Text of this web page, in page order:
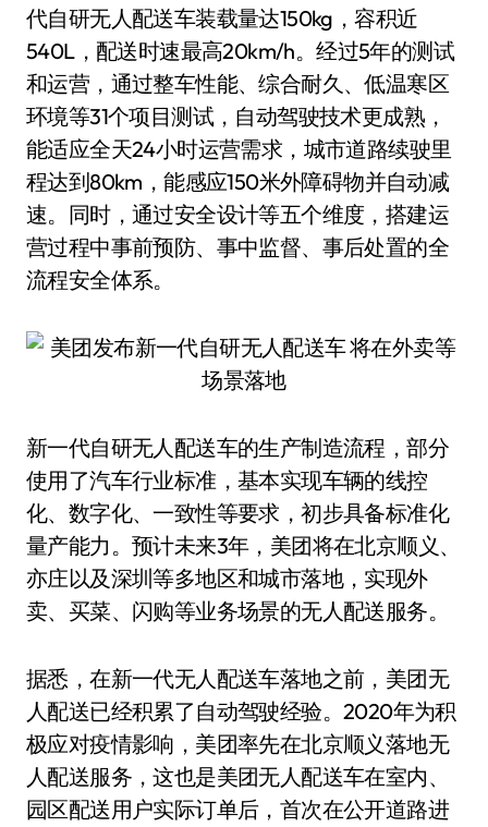
代自研无人配送车装载量达150kg，容积近
540L，配送时速最高20km/h。经过5年的测试
和运营，通过整车性能、综合耐久、低温寒区
环境等31个项目测试，自动驾驶技术更成熟，
能适应全天24小时运营需求，城市道路续驶里
程达到80km，能感应150米外障碍物并自动减
速。同时，通过安全设计等五个维度，搭建运
营过程中事前预防、事中监督、事后处置的全
流程安全体系。
新一代自研无人配送车的生产制造流程，部分
使用了汽车行业标准，基本实现车辆的线控
化、数字化、一致性等要求，初步具备标准化
量产能力。预计未来3年，美团将在北京顺义、
亦庄以及深圳等多地区和城市落地，实现外
卖、买菜、闪购等业务场景的无人配送服务。
据悉，在新一代无人配送车落地之前，美团无
人配送已经积累了自动驾驶经验。2020年为积
极应对疫情影响，美团率先在北京顺义落地无
人配送服务，这也是美团无人配送车在室内、
园区配送用户实际订单后，首次在公开道路进